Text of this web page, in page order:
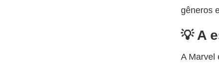
gêneros
A
A Marvel